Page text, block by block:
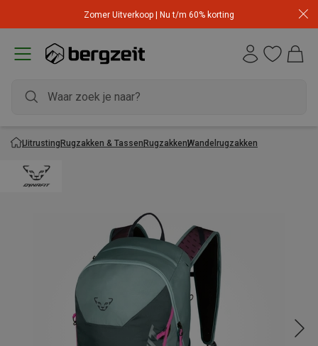
Zomer Uitverkoop | Nu t/m 60% korting
UitrustingRugzakken & TassenRugzakkenWandelrugzakken